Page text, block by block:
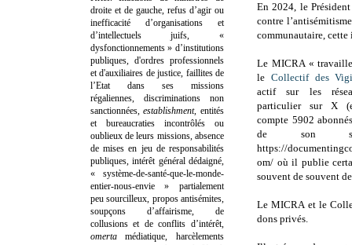
En 2024, le
contre
communautaire, cette
Le MICRA «
le Collectif des
actif sur les
particulier sur X
compte 5902
de son
https://
om/ où il publie
souvent de souvent
Le MICRA et le
dons privés.
droite et de gauche, refus d’agir ou
inefficacité d’organisations et
d’intellectuels juifs, «
dysfonctionnements » d’institutions
publiques, d'ordres professionnels
et d'auxiliaires de justice, faillites de
l’Etat dans ses missions
régaliennes, discriminations non
sanctionnées,establishment, entités
et bureaucraties incontrôlés ou
oublieux de leurs missions, absence
de mises en jeu de responsabilités
publiques, intérêt général dédaigné,
« système-de-santé-que-le-monde-
entier-nous-envie » partialement
peu sourcilleux, propos antisémites,
soupçons d’affairisme, de
collusions et de conflits d’intérêt,
omertamédiatique, harcèlements